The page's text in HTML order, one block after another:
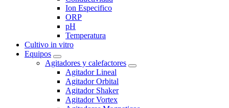
Ion Especifico
ORP
pH
Temperatura
Cultivo in vitro
Equipos
Agitadores y calefactores
Agitador Lineal
Agitador Orbital
Agitador Shaker
Agitador Vortex